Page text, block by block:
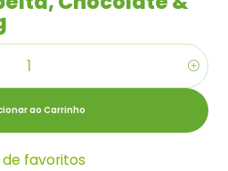
ao Carrinho
favoritos